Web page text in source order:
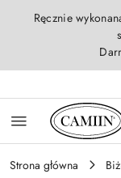
Przejdź do
Przejdź do
Przejdź do
Przejdź do
Przejdź do
Przejdź do
Ręcznie
Strona główna